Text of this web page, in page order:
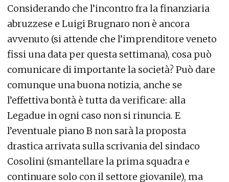
Considerando che l’incontro fra la finanziaria
abruzzese e Luigi Brugnaro non è ancora
avvenuto (si attende che l’imprenditore veneto
fissi una data per questa settimana), cosa può
comunicare di importante la società? Può dare
comunque una buona notizia, anche se
l’effettiva bontà è tutta da verificare: alla
Legadue in ogni caso non si rinuncia. E
l’eventuale piano B non sarà la proposta
drastica arrivata sulla scrivania del sindaco
Cosolini (smantellare la prima squadra e
continuare solo con il settore giovanile), ma